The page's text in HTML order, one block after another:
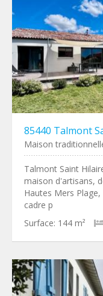
85440 Talmont
Maison
Talmont Saint
maison d'artisans,
Hautes Mers
cadre p
Surface: 144 m²